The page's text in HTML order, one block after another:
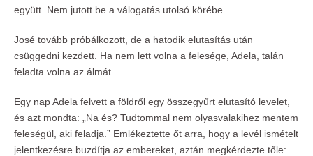
együtt. Nem jutott be a válogatás utolsó körébe.
José tovább próbálkozott, de a hatodik elutasítás után
csüggedni kezdett. Ha nem lett volna a felesége, Adela, talán
feladta volna az álmát.
Egy nap Adela felvett a földről egy összegyűrt elutasító levelet,
és azt mondta: „Na és? Tudtommal nem olyasvalakihez mentem
feleségül, aki feladja.” Emlékeztette őt arra, hogy a levél ismételt
jelentkezésre buzdítja az embereket, aztán megkérdezte tőle: